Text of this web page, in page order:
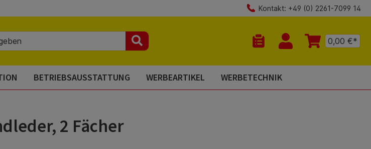
Kontakt: +49 (0) 2261-7099 14
Du hast 0 Produkte auf dem
0,00 €*
BETRIEBSAUSSTATTUNG WERBEARTIKEL WERBETECHNIK
2 Fächer